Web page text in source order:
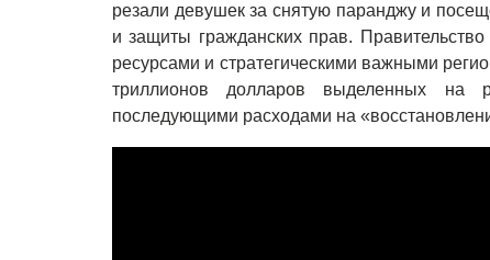
резали девушек за снятую паранджу и
и защиты гражданских прав.
ресурсами и стратегическими важными
триллионов долларов выделенных
последующими расходами на